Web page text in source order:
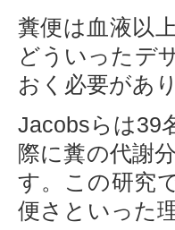
糞便は血液以
どういったデ
おく必要があ
Jacobsらは39
際に糞の代謝
す。この研究
便さといった